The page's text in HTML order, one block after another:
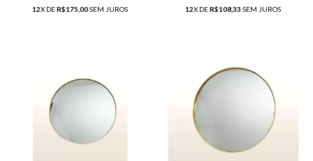
12X DER$175,00SEM JUROS 12X DER$108,33 SEM JUROS